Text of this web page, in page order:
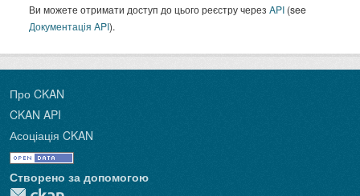
Ви можете отримати доступ до цього реєстру через API (see
Документація API).
Про CKAN
CKAN API
Асоціація CKAN
Створено за допомогою